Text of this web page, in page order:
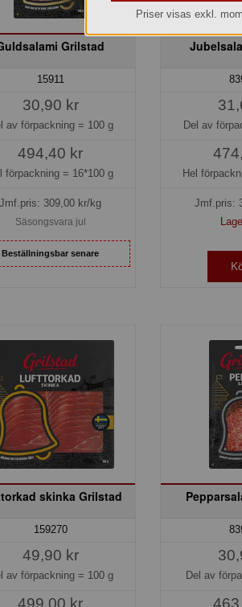
Grilstad
15911
30,90 kr
av förpackning = 100 g
494,40 kr
förpackning = 16*100 g
Jmf.pris: 309,00 kr/kg
Säsongsvara jul
Beställningsbar senare
Del av
Hel
Jmf.pris:
skinka Grilstad
159270
49,90 kr
av förpackning = 100 g
499,00 kr
Del av
Priser visas exkl.